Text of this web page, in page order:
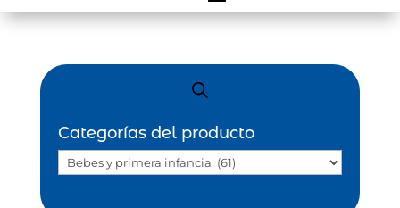
Categorías del producto